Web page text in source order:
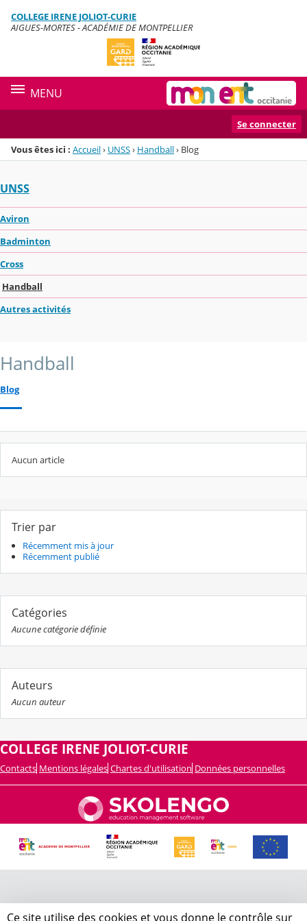
Menu de la rubrique
Contenu
COLLEGE IRENE JOLIOT-CURIE
AIGUES-MORTES - ACADÉMIE DE MONTPELLIER
MENU
Se connecter
Vous êtes ici : Accueil› UNSS› Handball› Blog
UNSS
Aviron
Badminton
Cross
Handball
Autres activités
Handball
Blog
Aucun article
Trier par
Récemment mis à jour
Récemment publié
Catégories
Aucune catégorie définie
Auteurs
Aucun auteur
COLLEGE IRENE JOLIOT-CURIE
Contacts Mentions légales Chartes d'utilisation Données personnelles
Ce site utilise des cookies et vous donne le contrôle sur